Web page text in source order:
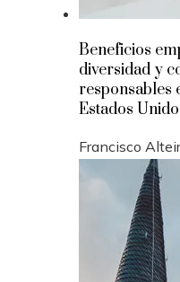
Beneficios
diversidad y
responsables
Estados
Francisco